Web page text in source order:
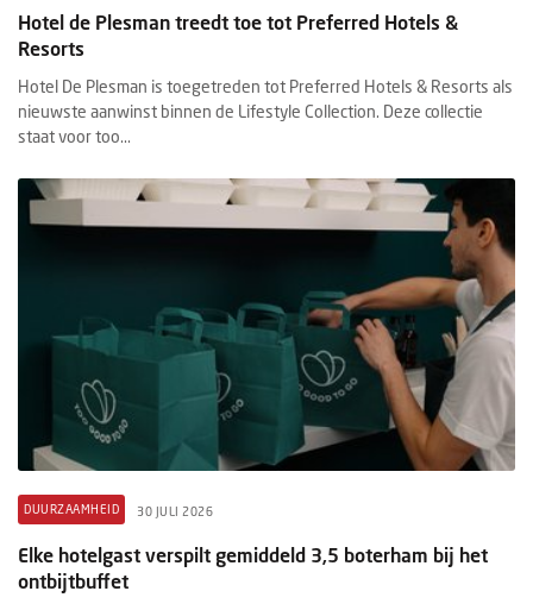
Hotel de Plesman treedt toe tot Preferred Hotels &
Resorts
Hotel De Plesman is toegetreden tot Preferred Hotels & Resorts als
nieuwste aanwinst binnen de Lifestyle Collection. Deze collectie
staat voor too...
DUURZAAMHEID 30 JULI 2026
Elke hotelgast verspilt gemiddeld 3,5 boterham bij het
ontbijtbuffet